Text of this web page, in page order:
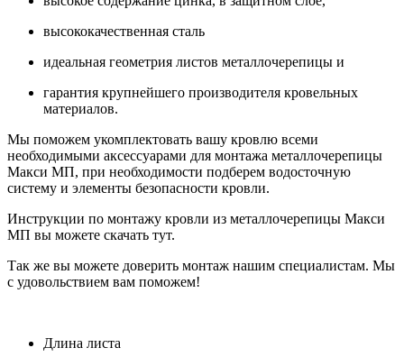
высококачественная сталь
идеальная геометрия листов металлочерепицы и
гарантия крупнейшего производителя кровельных
материалов.
Мы поможем укомплектовать вашу кровлю всеми
необходимыми аксессуарами для монтажа металлочерепицы
Макси МП, при необходимости подберем водосточную
систему и элементы безопасности кровли.
Инструкции по монтажу кровли из металлочерепицы Макси
МП вы можете скачать тут.
Так же вы можете доверить монтаж нашим специалистам. Мы
с удовольствием вам поможем!
Длина листа